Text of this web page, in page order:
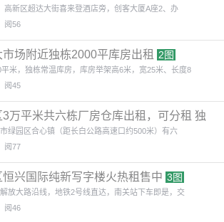
高新区超达大街喜来登酒店旁，创客大厦A座2、办
阅56
场附近独栋2000平库房出租 2图
米，独栋常温库房，库房举架高6米，宽25米、长度8
阅45
3万平米共六栋厂房仓库出租，可分租 独
3图
绿园区合心镇（距长白公路高速口约500米）有六
阅77
恒兴国际纯新写字楼火热租售中 3图
放大路沿线，地铁2号线直达，南关站下车即是，交
阅46